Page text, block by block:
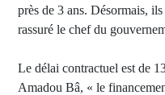
près de 3 ans. Désormais,
rassuré le chef du
Le délai contractuel est de
Amadou Bâ, « le